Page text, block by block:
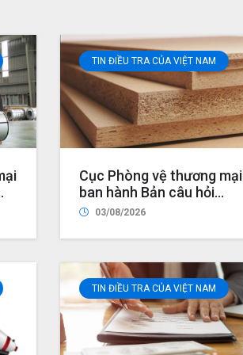
từ
TIN ĐIỀU TRA CỦA VIỆT NAM
Cục Phòng vệ thương mại
ban hành Bản câu hỏi
điều tra dành cho nhà
ngoài trong vụ việc rà
soát nhà xuất khẩu mới
trong vụ việc áp dụng
biện pháp chống bán phá
giá đối với một số sản
phẩm ván sợi gỗ (mã số
vụ việc NR01.AD21)
03/08/2026
TIN ĐIỀU TRA CỦA VIỆT NAM